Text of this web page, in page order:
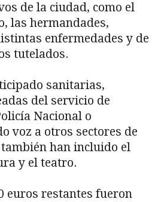
de la ciudad, como el
las hermandades,
enfermedades y de
tutelados.
sanitarias,
del servicio de
Nacional o
voz a otros sectores de
han incluido el
y el teatro.
euros restantes fueron